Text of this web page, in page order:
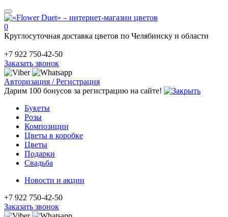
0
Круглосуточная доставка цветов по Челябинску и области
+7 922 750-42-50
Заказать звонок
Авторизация / Регистрация
Дарим 100 бонусов за регистрацию на сайте!
Букеты
Розы
Композиции
Цветы в коробке
Цветы
Подарки
Свадьба
Новости и акции
+7 922 750-42-50
Заказать звонок